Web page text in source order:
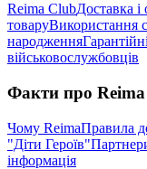
Reima ClubДоставка і
товаруВикористання
народження
військовослужбовців
Факти про Reima
Чому ReimaПравила
"Діти Героїв"
інформація